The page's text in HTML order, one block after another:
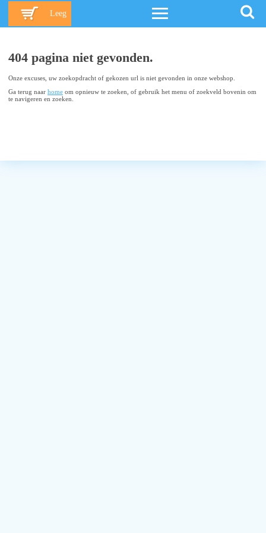
Leeg
404 pagina niet gevonden.
Onze excuses, uw zoekopdracht of gekozen url is niet gevonden in onze webshop.
Ga terug naar home om opnieuw te zoeken, of gebruik het menu of zoekveld bovenin om
te navigeren en zoeken.